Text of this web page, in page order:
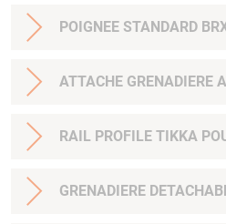
POIGNEE STANDARD
ATTACHE GRENADIERE
RAIL PROFILE TIKKA
GRENADIERE